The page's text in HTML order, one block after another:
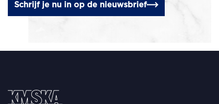
Schrijf je nu in op de nieuwsbrief